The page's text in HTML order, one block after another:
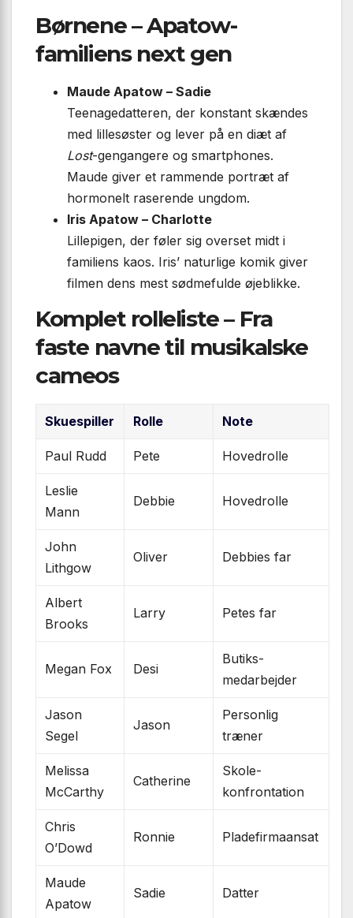
Børnene – Apatow-
familiens next gen
Maude Apatow – Sadie
Teenagedatteren, der konstant skændes
med lillesøster og lever på en diæt af
Lost-gengangere og smartphones.
Maude giver et rammende portræt af
hormonelt raserende ungdom.
Iris Apatow – Charlotte
Lille­pigen, der føler sig overset midt i
familiens kaos. Iris’ naturlige komik giver
filmen dens mest sødmefulde øjeblikke.
Komplet rolleliste – Fra
faste navne til musikalske
cameos
Skuespiller Rolle Note
Paul Rudd Pete Hovedrolle
Leslie
Mann
Debbie Hovedrolle
John
Lithgow
Oliver Debbies far
Albert
Brooks
Larry Petes far
Megan Fox Desi
Butiks­
medarbejder
Jason
Segel
Jason
Personlig
træner
Melissa
McCarthy
Catherine
Skole­
konfrontation
Chris
O’Dowd
Ronnie Plade­firma­ansat
Maude
Apatow
Sadie Datter